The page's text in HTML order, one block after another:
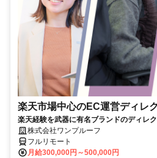
楽天市場中心のEC運営ディレ
楽天経験を武器に有名ブランドのディレ
株式会社ワンプルーフ
フルリモート
月給300,000円～500,000円